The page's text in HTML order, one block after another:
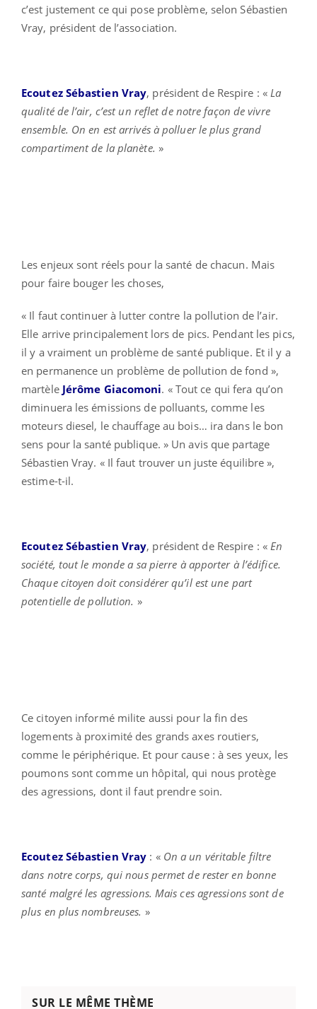
c’est justement ce qui pose problème, selon Sébastien
Vray, président de l’association.
Ecoutez Sébastien Vray, président de Respire : « La
qualité de l’air, c’est un reflet de notre façon de vivre
ensemble. On en est arrivés à polluer le plus grand
compartiment de la planète. »
Les enjeux sont réels pour la santé de chacun. Mais
pour faire bouger les choses,
« Il faut continuer à lutter contre la pollution de l’air.
Elle arrive principalement lors de pics. Pendant les pics,
il y a vraiment un problème de santé publique. Et il y a
en permanence un problème de pollution de fond »,
martèle Jérôme Giacomoni. « Tout ce qui fera qu’on
diminuera les émissions de polluants, comme les
moteurs diesel, le chauffage au bois… ira dans le bon
sens pour la santé publique. » Un avis que partage
Sébastien Vray. « Il faut trouver un juste équilibre »,
estime-t-il.
Ecoutez Sébastien Vray, président de Respire : « En
société, tout le monde a sa pierre à apporter à l’édifice.
Chaque citoyen doit considérer qu’il est une part
potentielle de pollution. »
Ce citoyen informé milite aussi pour la fin des
logements à proximité des grands axes routiers,
comme le périphérique. Et pour cause : à ses yeux, les
poumons sont comme un hôpital, qui nous protège
des agressions, dont il faut prendre soin.
Ecoutez Sébastien Vray : «On a un véritable filtre
dans notre corps, qui nous permet de rester en bonne
santé malgré les agressions. Mais ces agressions sont de
plus en plus nombreuses. »
SUR LE MÊME THÈME